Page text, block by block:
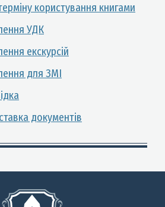
користування книгами
УДК
екскурсій
для ЗМІ
документів